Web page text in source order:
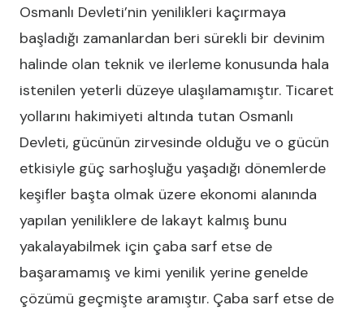
Osmanlı Devleti’nin yenilikleri kaçırmaya
başladığı zamanlardan beri sürekli bir devinim
halinde olan teknik ve ilerleme konusunda hala
istenilen yeterli düzeye ulaşılamamıştır. Ticaret
yollarını hakimiyeti altında tutan Osmanlı
Devleti, gücünün zirvesinde olduğu ve o gücün
etkisiyle güç sarhoşluğu yaşadığı dönemlerde
keşifler başta olmak üzere ekonomi alanında
yapılan yeniliklere de lakayt kalmış bunu
yakalayabilmek için çaba sarf etse de
başaramamış ve kimi yenilik yerine genelde
çözümü geçmişte aramıştır. Çaba sarf etse de